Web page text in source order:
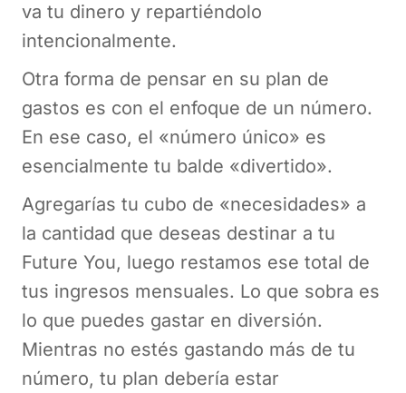
va tu dinero y repartiéndolo
intencionalmente.
Otra forma de pensar en su plan de
gastos es con el enfoque de un número.
En ese caso, el «número único» es
esencialmente tu balde «divertido».
Agregarías tu cubo de «necesidades» a
la cantidad que deseas destinar a tu
Future You, luego restamos ese total de
tus ingresos mensuales. Lo que sobra es
lo que puedes gastar en diversión.
Mientras no estés gastando más de tu
número, tu plan debería estar